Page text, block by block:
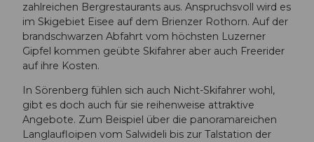
zahlreichen Bergrestaurants aus. Anspruchsvoll wird es
im Skigebiet Eisee auf dem Brienzer Rothorn. Auf der
brandschwarzen Abfahrt vom höchsten Luzerner
Gipfel kommen geübte Skifahrer aber auch Freerider
auf ihre Kosten.
In Sörenberg fühlen sich auch Nicht-Skifahrer wohl,
gibt es doch auch für sie reihenweise attraktive
Angebote. Zum Beispiel über die panoramareichen
Langlaufloipen vom Salwideli bis zur Talstation der